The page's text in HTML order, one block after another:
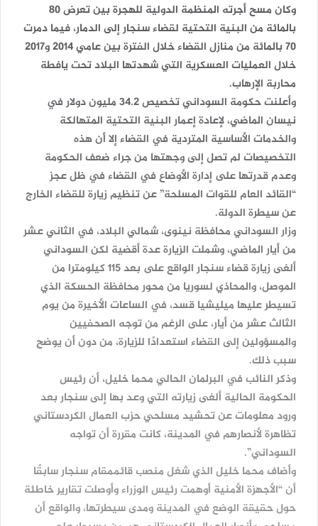
وكان مسح أجرته المنظمة الدولية للهجرة بين تعرض 80
بالمائة من البنية التحتية لقضاء سنجار إلى الدمار، فيما دمرت
70 بالمائة من منازل القضاء خلال الفترة بين عامي 2014 و2017
خلال العمليات العسكرية التي شهدتها البلاد تحت يافطة
محاربة الإرهاب.
وأعلنت حكومة السوداني تخصيص 34.2 مليون دولار في
نيسان الماضي، لإعادة إعمار البنية التحتية المتهالكة
والخدمات الأساسية المتردية في القضاء إلا أن هذه
التخصيصات لم تصل إلى وجهتها من جراء ضعف الحكومة
وعدم قدرتها على إدارة الأوضاع في القضاء في ظل عجز
“القائد العام للقوات المسلحة” عن تنظيم زيارة للقضاء الخارج
عن سيطرة الدولة.
وزار السوداني محافظة نينوى، شمالي البلاد، في الثاني عشر
من أيار الماضي، وشملت الزيارة عدة أقضية لكن السوداني
ألغى زيارة قضاء سنجار الواقع على بعد 115 كيلومترا من
الموصل، والمحاذي لسوريا من محور محافظة الحسكة الذي
تسيطر عليها ميليشيا قسد، في الساعات الأخيرة من يوم
الثالث عشر من أيار، على الرغم من توجه الصحفيين
والمسؤولين إلى القضاء استعدادًا للزيارة، من دون أن يوضح
سبب ذلك.
وذكر النائب في البرلمان الحالي محما خليل، أن رئيس
الحكومة الحالية ألغى زيارته التي وعد بها إلى سنجار بعد
ورود معلومات عن تحشيد مسلحي حزب العمال الكردستاني
تظاهرة لأنصارهم في المدينة، كانت مقررة أن تواجه
السوداني”.
وأضاف محما خليل الذي شغل منصب قائممقام سنجار سابقًا
أن “الأجهزة الأمنية أوهمت رئيس الوزراء وأوصلت تقارير خاطئة
حول حقيقة الوضع في المدينة ومدى سيطرتها، والواقع أن